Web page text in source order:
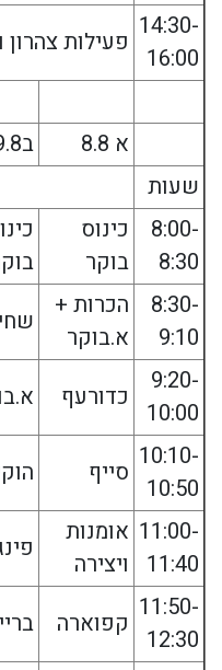
14:30-
16:00
פעילות
א 8.8 ב9.8
שעות
8:00-
8:30
כינוס
בוקר
8:30-
9:10
הכרות +
א.בוקר
9:20-
10:00
כדורעף
10:10-
10:50
סייף
11:00-
11:40
אומנות
ויצירה
11:50-
12:30
קפוארה